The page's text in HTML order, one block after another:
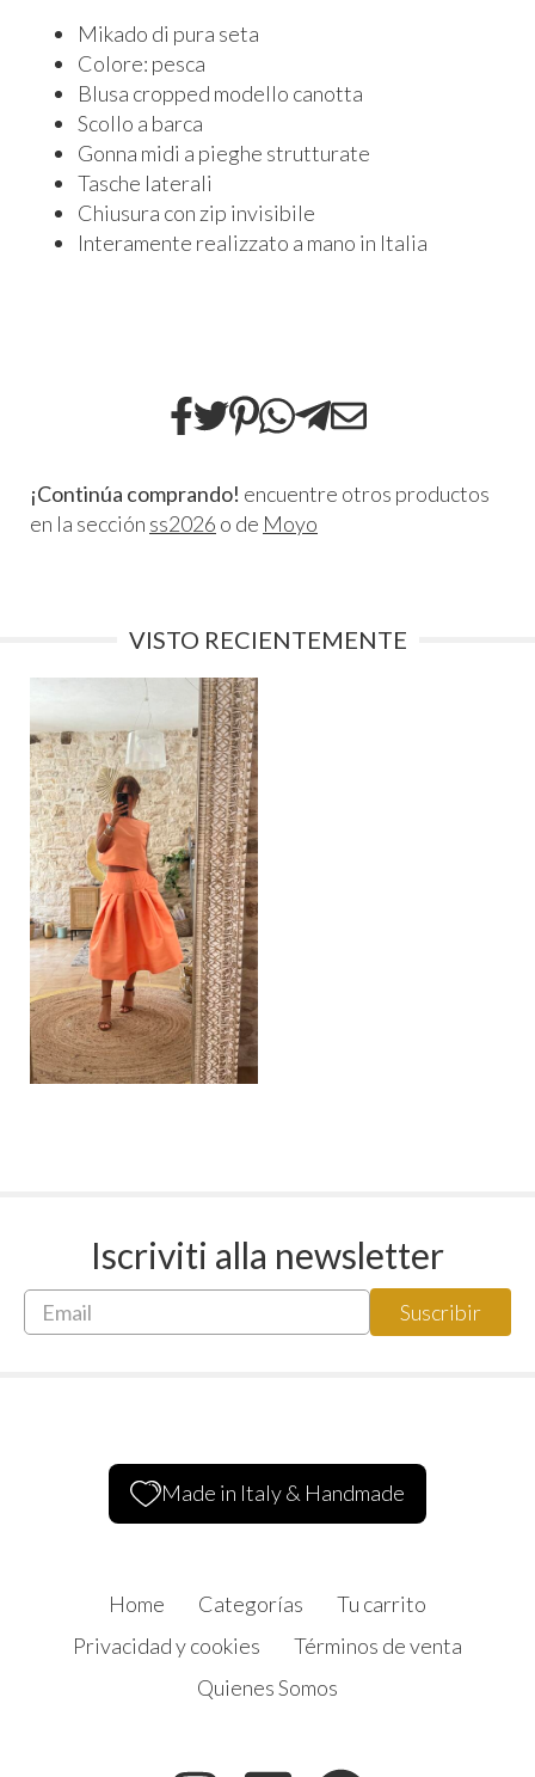
Mikado di pura seta
Colore: pesca
Blusa cropped modello canotta
Scollo a barca
Gonna midi a pieghe strutturate
Tasche laterali
Chiusura con zip invisibile
Interamente realizzato a mano in Italia
¡Continúa comprando! encuentre otros productos
en la sección ss2026 o de Moyo
VISTO RECIENTEMENTE
Iscriviti alla newsletter
Made in Italy & Handmade
Home Categorías
Tu carrito
Privacidad y cookies
Términos de venta
Quienes Somos